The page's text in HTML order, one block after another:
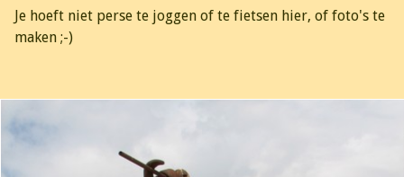
Je hoeft niet perse te joggen of te fietsen hier, of foto's te
maken ;-)